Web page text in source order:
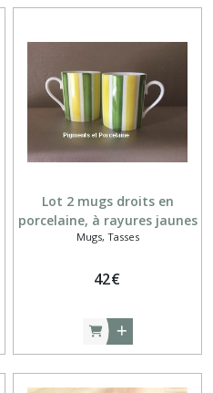
Lot 2 mugs droits en
porcelaine, à rayures jaunes
et vertes, peints à la main
Mugs, Tasses
42€